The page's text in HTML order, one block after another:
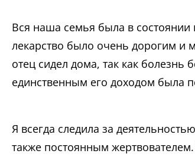
Вся наша семья была в
лекарство было очень дорогим и
отец сидел дома, так как болезнь
единственным его доходом была
Я всегда следила за
также постоянным